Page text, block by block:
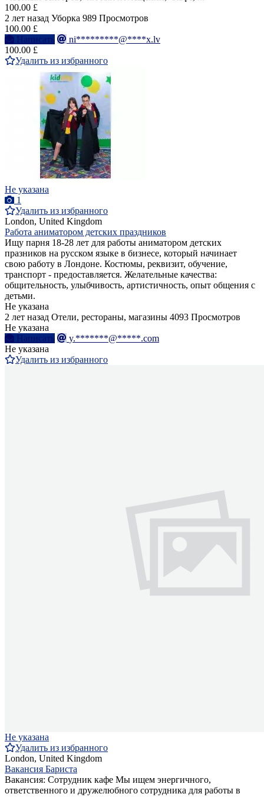
100.00 £
2 лет назад Уборка 989 Просмотров
100.00 £
Написать
ni*********@****x.lv
100.00 £
Удалить из избранного
Не указана
1
Удалить из избранного
London, United Kingdom
Работа аниматором детских праздников
Ищу парня 18-28 лет для работы аниматором детских
празников на русском языке в бизнесе, который начинает
свою работу в Лондоне. Костюмы, реквизит, обучение,
транспорт - предоставляется. Желательные качества:
общительность, улыбчивость, артистичность, опыт общения с
детьми.
Не указана
2 лет назад Отели, рестораны, магазины 4093 Просмотров
Не указана
Написать
y.*******@*****.com
Не указана
Удалить из избранного
Не указана
Удалить из избранного
London, United Kingdom
Вакансия Бариста
Вакансия: Сотрудник кафе Мы ищем энергичного,
ответственного и дружелюбного сотрудника для работы в